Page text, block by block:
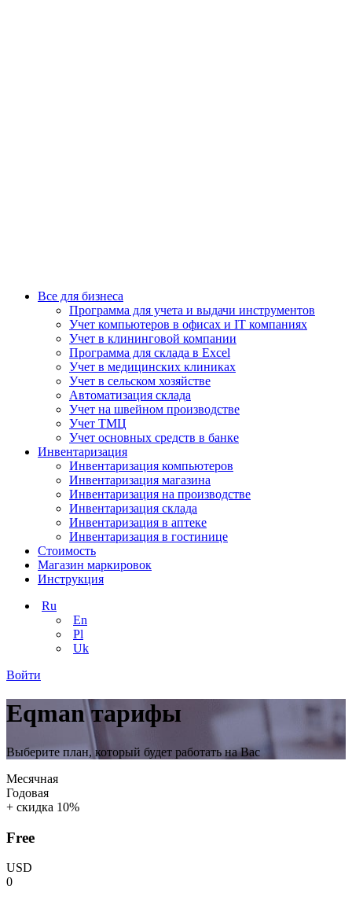
Все для бизнеса
Программа для учета и выдачи инструментов
Учет компьютеров в офисах и IT компаниях
Учет в клининговой компании
Программа для склада в Excel
Учет в медицинских клиниках
Учет в сельском хозяйстве
Автоматизация склада
Учет на швейном производстве
Учет ТМЦ
Учет основных средств в банке
Инвентаризация
Инвентаризация компьютеров
Инвентаризация магазина
Инвентаризация на производстве
Инвентаризация склада
Инвентаризация в аптеке
Инвентаризация в гостинице
Стоимость
Магазин маркировок
Инструкция
Ru
En
Pl
Uk
Войти
Eqman тарифы
Выберите план, который будет работать на Вас
Месячная
Годовая
+ скидка 10%
Free
USD
0